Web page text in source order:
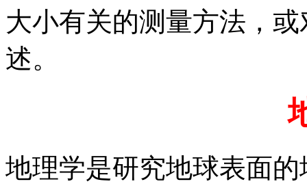
大小有关的测量方法，
述。
地理学是研究地球表面